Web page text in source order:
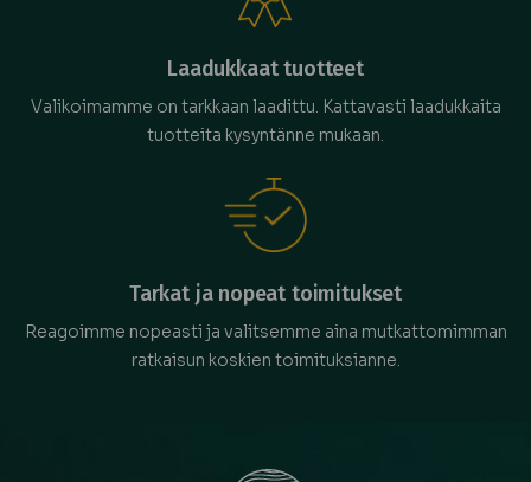
Laadukkaat tuotteet
Valikoimamme on tarkkaan laadittu. Kattavasti laadukkaita
tuotteita kysyntänne mukaan.
Tarkat ja nopeat toimitukset
Reagoimme nopeasti ja valitsemme aina mutkattomimman
ratkaisun koskien toimituksianne.